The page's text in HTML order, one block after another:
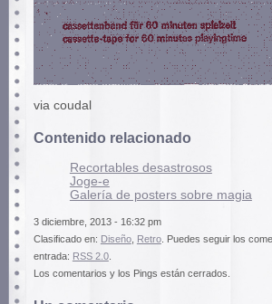
via coudal
Contenido relacionado
Recortables desastrosos
Joge-e
Galería de posters sobre magia
3 diciembre, 2013 - 16:32 pm
Clasificado en: Diseño, Retro. Puedes seguir los
entrada: RSS 2.0.
Los comentarios y los Pings están cerrados.